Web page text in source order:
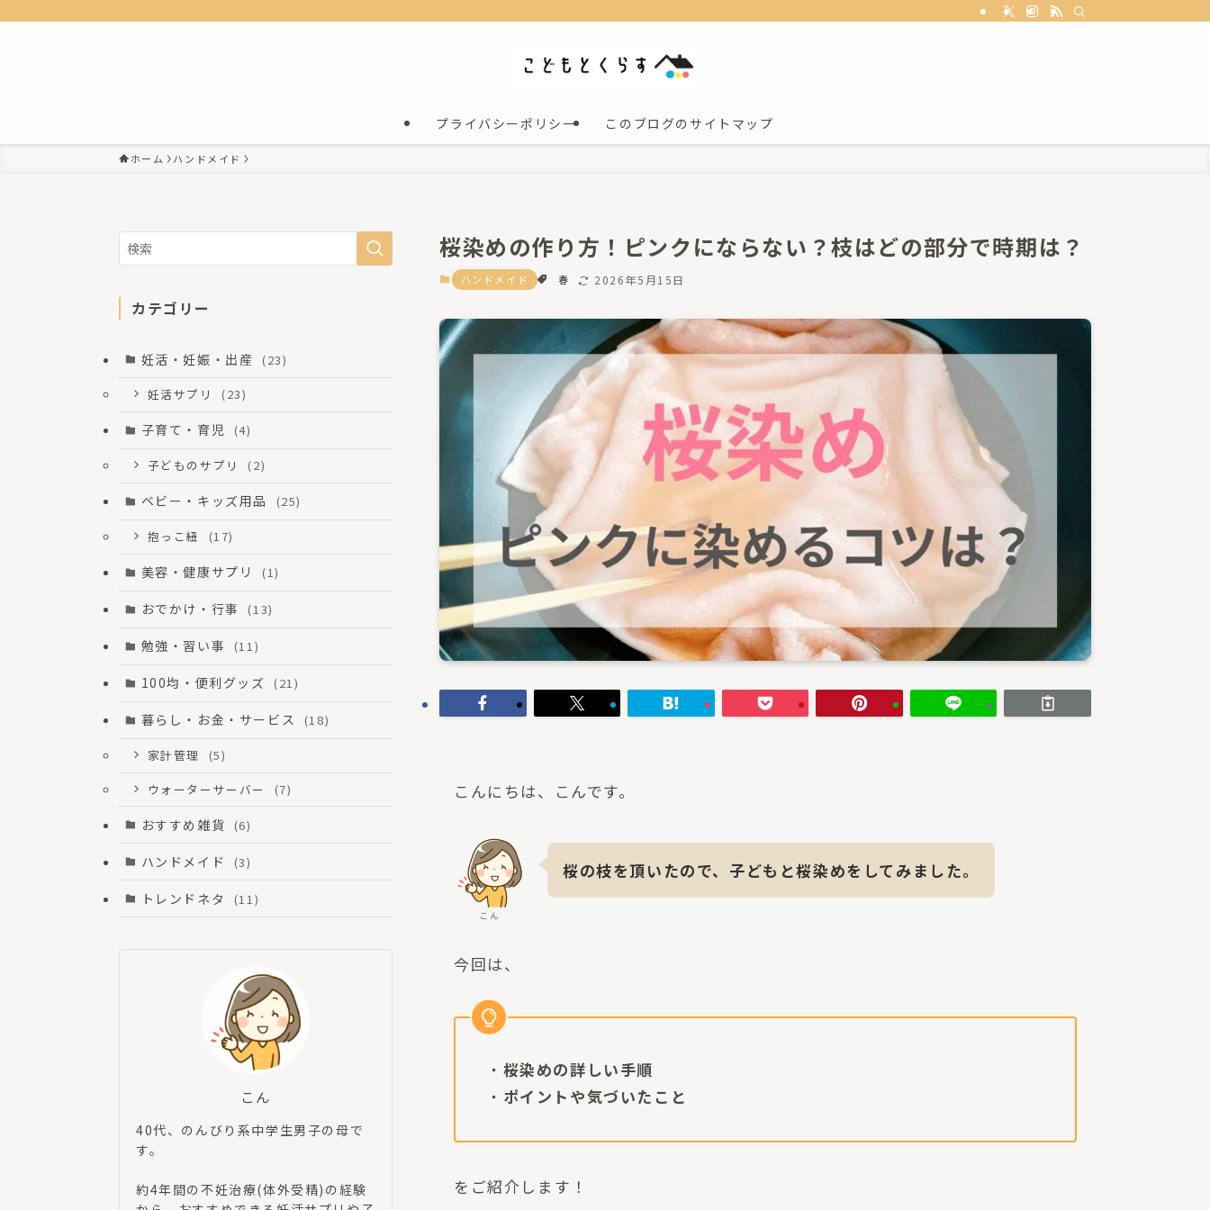
プライバシーポリシー このブログのサイトマップ
ホーム ハンドメイド
桜染めの作り方！ピンクにならない？枝はどの部分で時期は？
ハンドメイド 春 2026年5月15日
こんにちは、こんです。
こん
桜の枝を頂いたので、子どもと桜染めをしてみました。
今回は、
・ 桜染めの詳しい手順
・ ポイントや気づいたこと
をご紹介します！
カテゴリー
妊活・妊娠・出産 (23)
妊活サプリ (23)
子育て・育児 (4)
子どものサプリ (2)
ベビー・キッズ用品 (25)
抱っこ紐 (17)
美容・健康サプリ (1)
おでかけ・行事 (13)
勉強・習い事 (11)
100均・便利グッズ (21)
暮らし・お金・サービス (18)
家計管理
(5)
ウォーターサーバー
(7)
おすすめ雑貨 (6)
ハンドメイド (3)
トレンドネタ (11)
こん
40代、のんびり系中学生男子の母で
す。
約4年間の不妊治療(体外受精)の経験